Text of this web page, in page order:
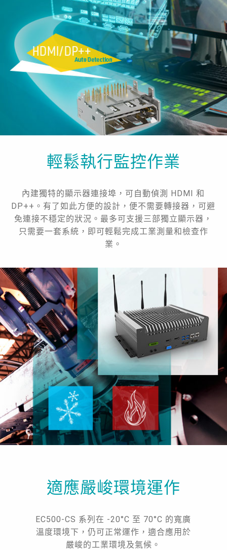
輕鬆執行監控作業
內建獨特的顯示器連接埠，可自動偵測 HDMI 和
DP++。有了如此方便的設計，便不需要轉接器，可避
免連接不穩定的狀況。最多可支援三部獨立顯示器，
只需要一套系統，即可輕鬆完成工業測量和檢查作
業。
適應嚴峻環境運作
EC500-CS 系列在 -20°C 至 70°C 的寬廣
溫度環境下，仍可正常運作，適合應用於
嚴峻的工業環境及氣候。